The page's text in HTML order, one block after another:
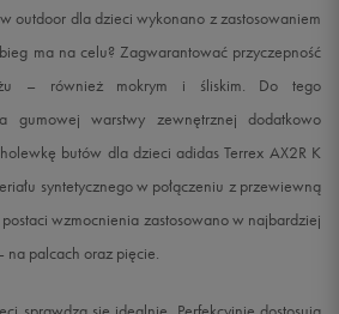
Powiadom o dostępności
outdoor dla dzieci wykonano z zastosowaniem
ma na celu? Zagwarantować przyczepność
– również mokrym i śliskim. Do tego
gumowej warstwy zewnętrznej dodatkowo
butów dla dzieci adidas Terrex AX2R K
syntetycznego w połączeniu z przewiewną
wzmocnienia zastosowano w najbardziej
na palcach oraz pięcie.